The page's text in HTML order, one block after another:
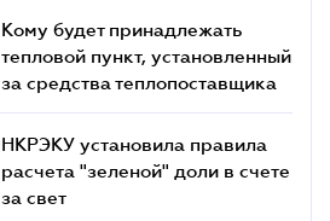
Кому будет принадлежать
тепловой пункт, установленный
за средства теплопоставщика
НКРЭКУ установила правила
расчета "зеленой" доли в счете
за свет